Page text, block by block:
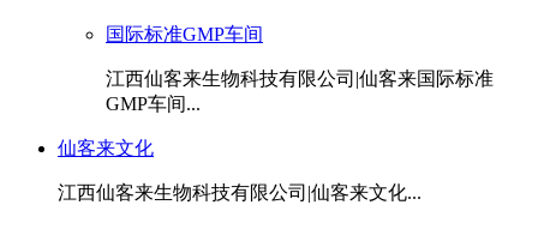
国际标准GMP车间
江西仙客来生物科技有限公司|仙客来国际标准
GMP车间...
仙客来文化
江西仙客来生物科技有限公司|仙客来文化...